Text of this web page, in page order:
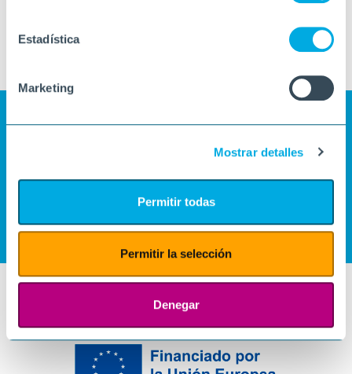
Estadística
Marketing
Mostrar detalles
Permitir todas
Permitir la selección
Denegar